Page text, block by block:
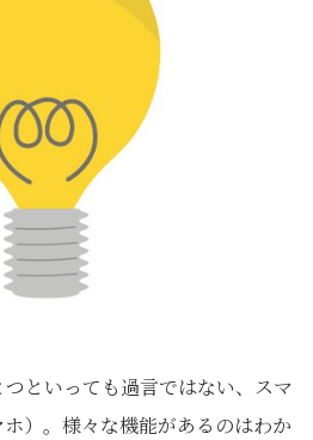
といっても過言ではない、スマ
）。様々な機能があるのはわか